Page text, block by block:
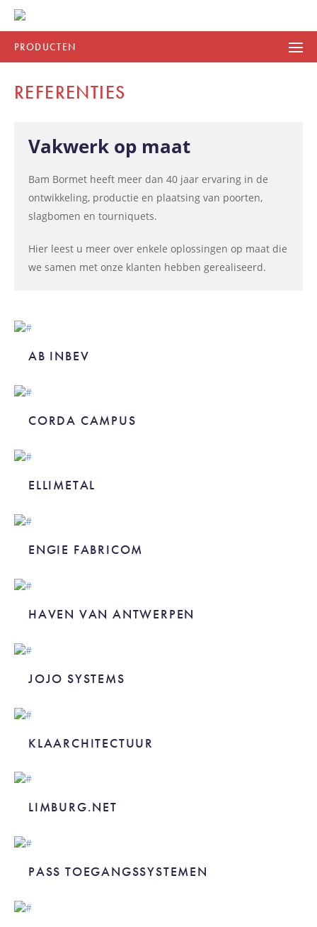
PRODUCTEN
REFERENTIES
Vakwerk op maat
Bam Bormet heeft meer dan 40 jaar ervaring in de
ontwikkeling, productie en plaatsing van poorten,
slagbomen en tourniquets.
Hier leest u meer over enkele oplossingen op maat die
we samen met onze klanten hebben gerealiseerd.
AB INBEV
CORDA CAMPUS
ELLIMETAL
ENGIE FABRICOM
HAVEN VAN ANTWERPEN
JOJO SYSTEMS
KLAARCHITECTUUR
LIMBURG.NET
PASS TOEGANGSSYSTEMEN